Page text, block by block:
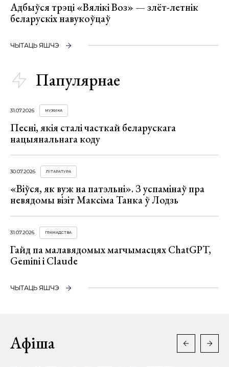
Адбыўся трэці «Вялікі Воз» — злёт-летнік
беларускіх навукоўцаў
ЧЫТАЦЬ ЯШЧЭ
Папулярнае
31.07.2026 МУЗЫКА
Песні, якія сталі часткай беларускага
нацыянальнага коду
30.07.2026 ЛІТАРАТУРА
«Віўся, як вуж на патэльні». З успамінаў пра
невядомы візіт Максіма Танка ў Лодзь
31.07.2026 ГРАМАДСТВА
Гайд па малавядомых магчымасцях ChatGPT,
Gemini і Claude
ЧЫТАЦЬ ЯШЧЭ
Афіша